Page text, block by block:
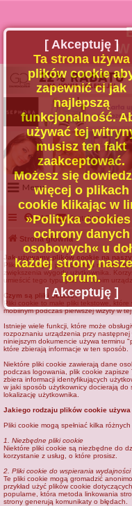
Menu
Portal
Facebook
Regulamin
Zapytaj administratora
Kontakt
FAQ Kontakt z nami
Strona główna
Jak używamy plików cookie na
Plików znanych jako cookies na
zwiększenia wygody użytkownika.
umieścić tego typu pliki na Twoim
Czym są pliki cookie?
Pliki cookie to małe pliki tekstowe,
mobilnym podczas pierwszej wizyty w
Istnieje wiele funkcji, które może
rozpoznaniu urządzenia przy
niniejszym dokumencie używa terminu
które zbierają informacje w ten sposób.
Niektóre pliki cookie zawierają dane
podczas logowania, plik cookie zapisze
zbiera informacji identyfikujących
w jaki sposób użytkownicy docierają
lokalizację użytkownika.
Jakiego rodzaju plików cookie
Pliki cookie mogą spełniać kilka różnych
1. Niezbędne pliki cookie
Niektóre pliki cookie są niezbędne do
korzystanie z usług, o które prosisz.
2. Pliki cookie do wspierania wydajności
Te pliki cookie mogą gromadzić
przykład użyć plików cookie
popularne, która metoda linkowania
strony generują komunikaty o błędach.
[ Akceptuję ]
Ta strona używa
plików cookie
zapewnić ci jak
najlepszą
funkcjonalność.
używać tej
musisz ten fakt
zaakceptować.
Możesz się
więcej o plikach
cookie klikając w
»Polityka
ochrony danych
osobowych« u
każdej strony
forum.
[ Akceptuję ]